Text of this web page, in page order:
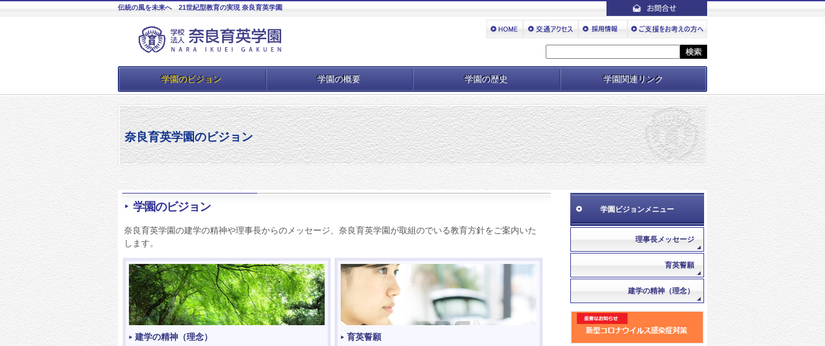
伝統の風を未来へ 21世紀型教育の実現 奈良育英学園
学園のビジョン 学園の概要 学園の歴史 学園関連リンク
奈良育英学園のビジョン
学園のビジョン
奈良育英学園の建学の精神や理事長からのメッセージ、奈良育英学園が取組のでいる教育方針をご案内いた
します。
建学の精神（理念） 育英誓願
学園ビジョンメニュー
理事長メッセージ
育英誓願
建学の精神（理念）